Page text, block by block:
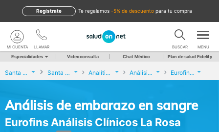
te regalamos -5% de descuento para tu compra
Regístrate
LLAMAR
MI CUENTA BUSCAR MENU
Especialidades Videoconsulta Chat Médico Plan de salud Fidelity
Santa Cruz de Tenerife Santa Cruz de Tenerife Analíticas y Genética Análisis de embarazo en sangre Eurofins Análisis Clínicos La Rosa
Análisis de embarazo en sangre
Eurofins Análisis Clínicos La Rosa